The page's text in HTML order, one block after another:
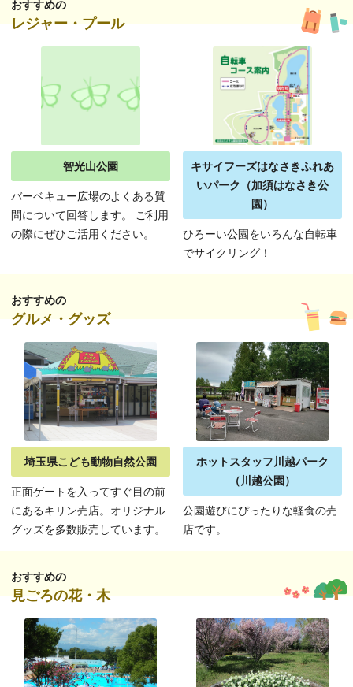
おすすめの
レジャー・プール
智光山公園
バーベキュー広場のよくある質
問について回答します。 ご利用
の際にぜひご活用ください。
キサイフーズはなさきふれあ
いパーク（加須はなさき公
園）
ひろーい公園をいろんな自転車
でサイクリング！
おすすめの
グルメ・グッズ
埼玉県こども動物自然公園
正面ゲートを入ってすぐ目の前
にあるキリン売店。オリジナル
グッズを多数販売しています。
ホットスタッフ川越パーク
（川越公園）
公園遊びにぴったりな軽食の売
店です。
おすすめの
見ごろの花・木